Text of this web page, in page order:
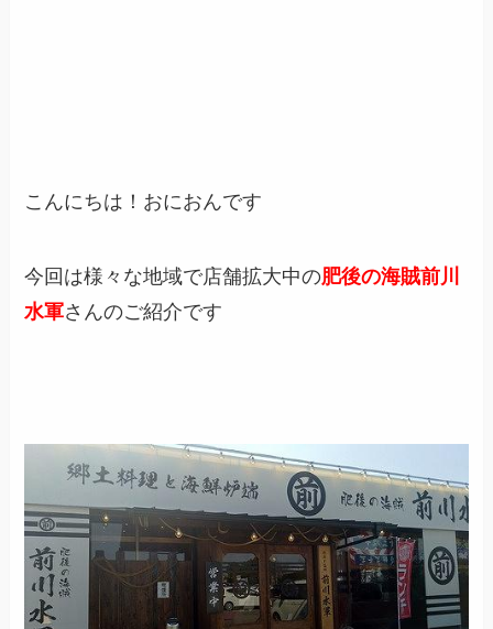
こんにちは！おにおんです
今回は様々な地域で店舗拡大中の肥後の海賊前川
水軍さんのご紹介です